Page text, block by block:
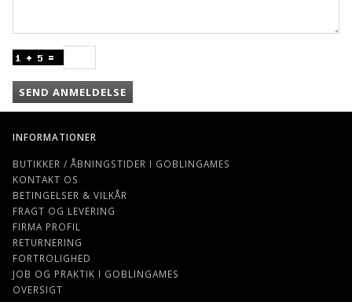
SEND ANMELDELSE
INFORMATIONER
BUTIKKER / ÅBNINGSTIDER I GOBLINGAMES
KONTAKT OS
BETINGELSER & VILKÅR
FRAGT OG LEVERING
FIRMA PROFIL
RETURNERING
FORTROLIGHED
JOB OG PRAKTIK I GOBLINGAMES
OVERSIGT